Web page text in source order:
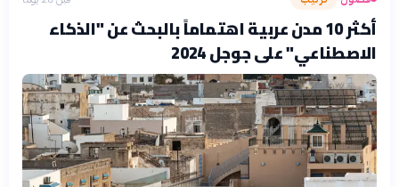
أكثر 10 مدن عربية اهتماماً بالبحث عن "الذكاء
الاصطناعي" على جوجل 2024